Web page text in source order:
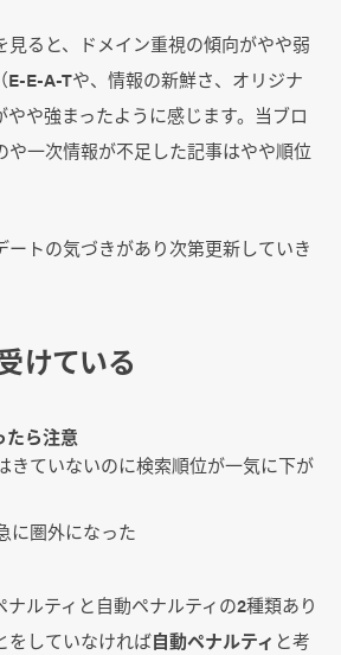
見ると、ドメイン重視の傾向がやや弱
E-E-A-Tや、情報の新鮮さ、オリジナ
やや強まったように感じます。当ブロ
や一次情報が不足した記事はやや順位
ートの気づきがあり次第更新していき
けている
たら注意
きていないのに検索順位が一気に下が
に圏外になった
ルティと自動ペナルティの2種類あり
をしていなければ自動ペナルティ と考